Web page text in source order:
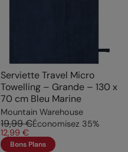
Serviette Travel Micro
Towelling – Grande – 130 x
70 cm Bleu Marine
Mountain Warehouse
19,99 €Économisez 35%
12,99 €
Bons Plans